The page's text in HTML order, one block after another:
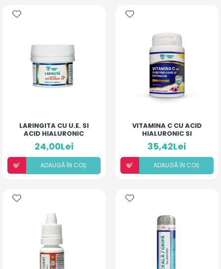
LARINGITA CU U.E. SI
ACID HIALURONIC
(PIERSICĂ ȘI MANGO)
24,00Lei
ADAUGÃ ÎN COȘ
VITAMINA C CU ACID
HIALURONIC SI
ECHINACEA
35,42Lei
ADAUGÃ ÎN COȘ